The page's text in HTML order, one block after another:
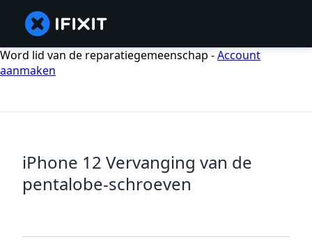
Word lid van de reparatiegemeenschap -Account
aanmaken
iPhone 12 Vervanging van de
pentalobe-schroeven